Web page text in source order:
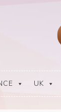
Australia
UK